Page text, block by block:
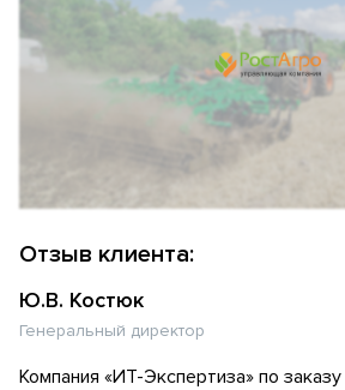
Отзыв клиента:
Ю.В. Костюк
Генеральный директор
Компания «ИТ-Экспертиза» по